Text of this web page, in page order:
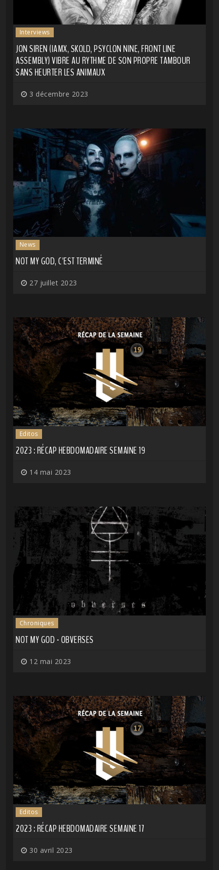
Interviews
JON SIREN (IAMX, SKOLD, PSYCLON NINE, FRONT LINE
ASSEMBLY) VIBRE AU RYTHME DE SON PROPRE TAMBOUR
SANS HEURTER LES ANIMAUX
3 décembre 2023
News
NOT MY GOD, C'EST TERMINÉ
27 juillet 2023
Editos
2023 : RÉCAP HEBDOMADAIRE SEMAINE 19
14 mai 2023
Chroniques
NOT MY GOD - OBVERSES
12 mai 2023
Editos
2023 : RÉCAP HEBDOMADAIRE SEMAINE 17
30 avril 2023